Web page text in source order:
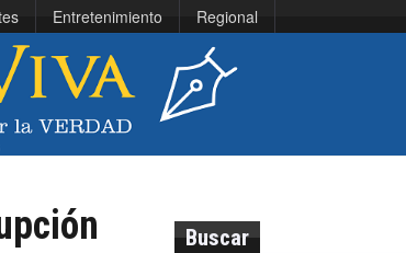
Entretenimiento Regional
Buscar